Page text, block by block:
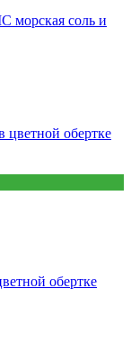
морская соль и
обертке